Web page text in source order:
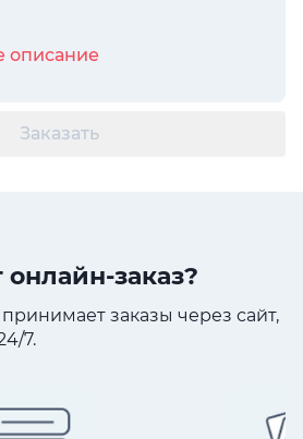
описание
Заказать
онлайн-заказ?
заказы через сайт,
7.